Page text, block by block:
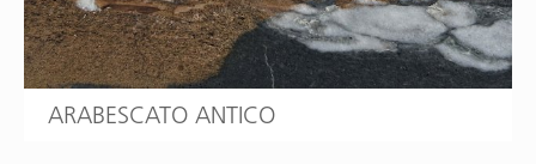
ARABESCATO ANTICO